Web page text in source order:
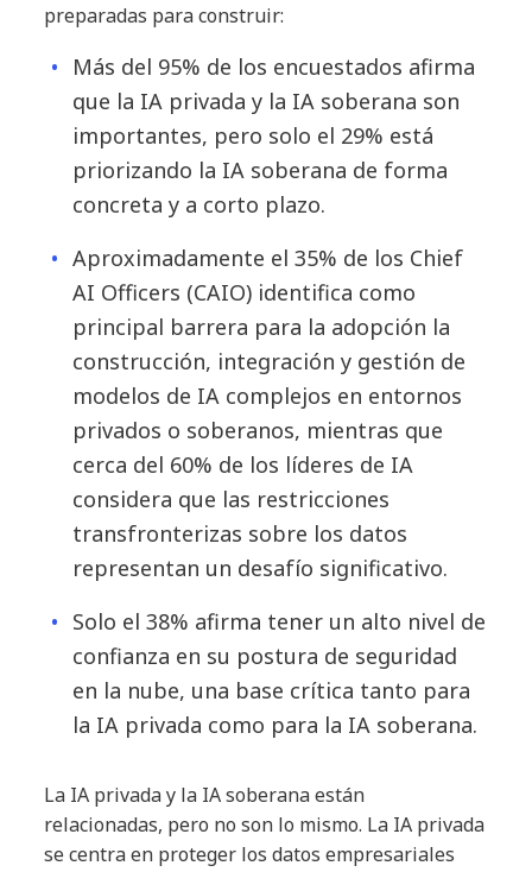
preparadas para construir:
Más del 95% de los encuestados afirma
que la IA privada y la IA soberana son
importantes, pero solo el 29% está
priorizando la IA soberana de forma
concreta y a corto plazo.
Aproximadamente el 35% de los Chief
AI Officers (CAIO) identifica como
principal barrera para la adopción la
construcción, integración y gestión de
modelos de IA complejos en entornos
privados o soberanos, mientras que
cerca del 60% de los líderes de IA
considera que las restricciones
transfronterizas sobre los datos
representan un desafío significativo.
Solo el 38% afirma tener un alto nivel de
confianza en su postura de seguridad
en la nube, una base crítica tanto para
la IA privada como para la IA soberana.
La IA privada y la IA soberana están
relacionadas, pero no son lo mismo. La IA privada
se centra en proteger los datos empresariales